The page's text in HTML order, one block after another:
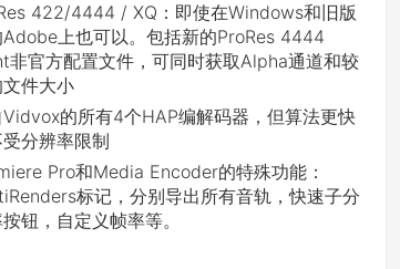
422/4444 / XQ：即使在Windows和旧版
上也可以。包括新的ProRes 4444
非官方配置文件，可同时获取Alpha通道和较
件大小
的所有4个HAP编解码器，但算法更快
受分辨率限制
Pro和Media Encoder的特殊功能：
标记，分别导出所有音轨，快速子分
钮，自定义帧率等。